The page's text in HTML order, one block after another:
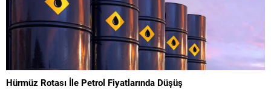
Hürmüz Rotası İle Petrol Fiyatlarında Düşüş